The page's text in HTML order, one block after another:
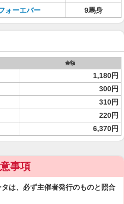
ォーエバー 9馬身
金額
1,180円
300円
310円
220円
6,370円
事項
は、必ず主催者発行のものと照合